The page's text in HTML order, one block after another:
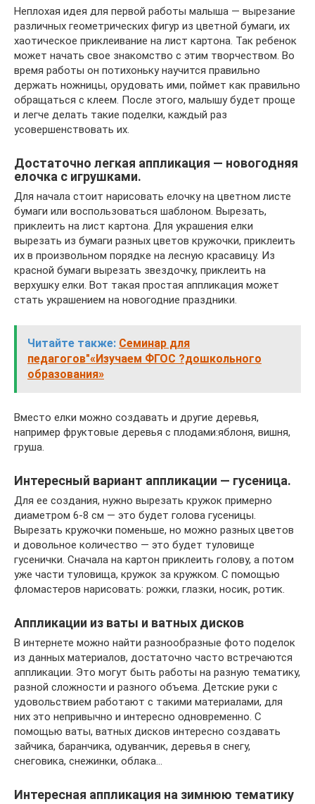
Неплохая идея для первой работы малыша — вырезание
различных геометрических фигур из цветной бумаги, их
хаотическое приклеивание на лист картона. Так ребенок
может начать свое знакомство с этим творчеством. Во
время работы он потихоньку научится правильно
держать ножницы, орудовать ими, поймет как правильно
обращаться с клеем. После этого, малышу будет проще
и легче делать такие поделки, каждый раз
усовершенствовать их.
Достаточно легкая аппликация — новогодняя
елочка с игрушками.
Для начала стоит нарисовать елочку на цветном листе
бумаги или воспользоваться шаблоном. Вырезать,
приклеить на лист картона. Для украшения елки
вырезать из бумаги разных цветов кружочки, приклеить
их в произвольном порядке на лесную красавицу. Из
красной бумаги вырезать звездочку, приклеить на
верхушку елки. Вот такая простая аппликация может
стать украшением на новогодние праздники.
Читайте также: Семинар для
педагогов"«Изучаем ФГОС ?дошкольного
образования»
Вместо елки можно создавать и другие деревья,
например фруктовые деревья с плодами:яблоня, вишня,
груша.
Интересный вариант аппликации — гусеница.
Для ее создания, нужно вырезать кружок примерно
диаметром 6-8 см — это будет голова гусеницы.
Вырезать кружочки поменьше, но можно разных цветов
и довольное количество — это будет туловище
гусенички. Сначала на картон приклеить голову, а потом
уже части туловища, кружок за кружком. С помощью
фломастеров нарисовать: рожки, глазки, носик, ротик.
Аппликации из ваты и ватных дисков
В интернете можно найти разнообразные фото поделок
из данных материалов, достаточно часто встречаются
аппликации. Это могут быть работы на разную тематику,
разной сложности и разного объема. Детские руки с
удовольствием работают с такими материалами, для
них это непривычно и интересно одновременно. С
помощью ваты, ватных дисков интересно создавать
зайчика, баранчика, одуванчик, деревья в снегу,
снеговика, снежинки, облака…
Интересная аппликация на зимнюю тематику